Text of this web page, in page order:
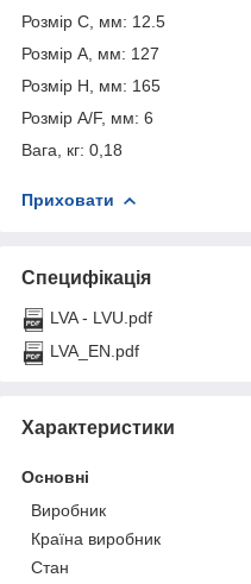
Розмір C, мм: 12.5
Розмір A, мм: 127
Розмір H, мм: 165
Розмір A/F, мм: 6
Вага, кг: 0,18
Приховати
Специфікація
LVA - LVU.pdf
LVA_EN.pdf
Характеристики
Основні
Виробник
Країна виробник
Стан